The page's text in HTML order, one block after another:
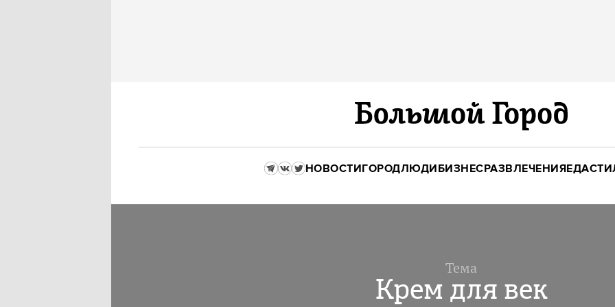
НОВОСТИГОРОДЛЮДИБИЗНЕСРАЗВЛЕЧЕНИЯЕДА
Тема
Крем для век